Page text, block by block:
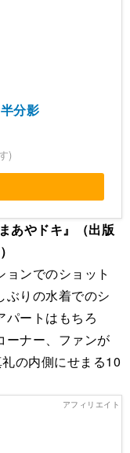
分影
)
あやドキ』（出版
ンでのショット
ぶりの水着でのシ
パートはもちろ
ーナー、ファンが
の内側にせまる10